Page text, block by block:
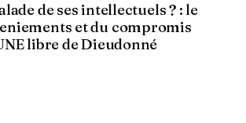
de ses intellectuels ? : le
et du compromis
libre de Dieudonné